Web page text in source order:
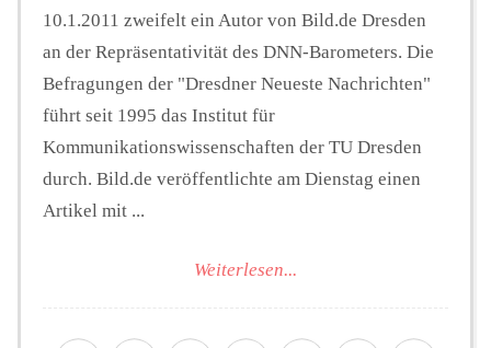
10.1.2011 zweifelt ein Autor von Bild.de Dresden
an der Repräsentativität des DNN-Barometers. Die
Befragungen der "Dresdner Neueste Nachrichten"
führt seit 1995 das Institut für
Kommunikationswissenschaften der TU Dresden
durch. Bild.de veröffentlichte am Dienstag einen
Artikel mit ...
Weiterlesen...